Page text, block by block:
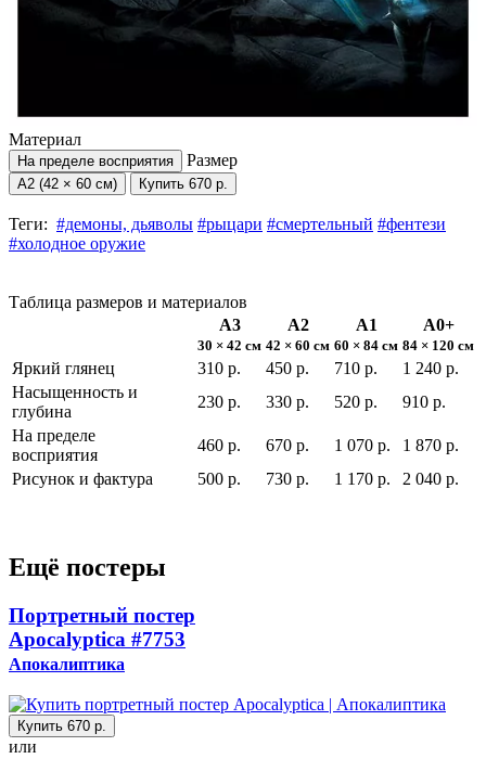
Материал
На пределе восприятия Размер
А2 (42 × 60 см) Купить 670 р.
Теги: #демоны, дьяволы #рыцари #смертельный #фентези
#холодное оружие
Таблица размеров и материалов
А3
30 × 42 см
А2
42 × 60 см
А1
60 × 84 см
А0+
84 × 120 см
Яркий глянец 310 р. 450 р. 710 р.
1 240 р.
Насыщенность и
глубина
230 р. 330 р. 520 р.
910 р.
На пределе
восприятия
460 р. 670 р. 1 070 р.
1 870 р.
Рисунок и фактура
500 р. 730 р. 1 170 р. 2 040 р.
Ещё постеры
Портретный постер
Apocalyptica #7753
Апокалиптика
Купить 670 р.
или